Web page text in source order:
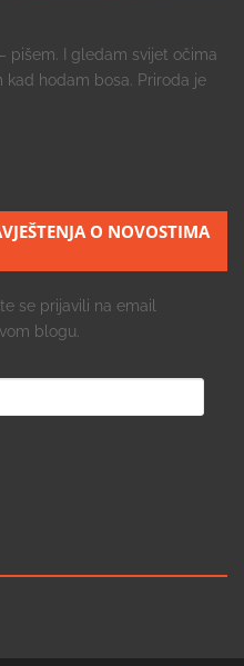
pišem. I gledam svijet očima
kad hodam bosa. Priroda je
O NOVOSTIMA
se prijavili na email
blogu.